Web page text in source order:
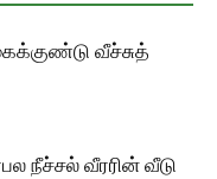
வீச்சுத்
நீச்சல் வீரரின் வீடு